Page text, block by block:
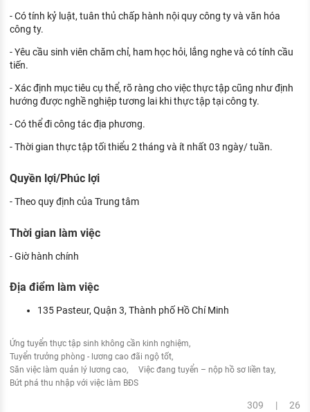
- Có tính kỷ luật, tuân thủ chấp hành nội quy công ty và văn hóa
công ty.
- Yêu cầu sinh viên chăm chỉ, ham học hỏi, lắng nghe và có tính cầu
tiến.
- Xác định mục tiêu cụ thể, rõ ràng cho việc thực tập cũng như định
hướng được nghề nghiệp tương lai khi thực tập tại công ty.
- Có thể đi công tác địa phương.
- Thời gian thực tập tối thiểu 2 tháng và ít nhất 03 ngày/ tuần.
Quyền lợi/Phúc lợi
- Theo quy định của Trung tâm
Thời gian làm việc
- Giờ hành chính
Địa điểm làm việc
135 Pasteur, Quận 3, Thành phố Hồ Chí Minh
Ứng tuyển thực tập sinh không cần kinh nghiệm
Tuyển trưởng phòng - lương cao đãi ngộ tốt
Săn việc làm quản lý lương cao
Việc đang tuyển – nộp hồ sơ liền tay
Bứt phá thu nhập với việc làm BĐS
309 | 26